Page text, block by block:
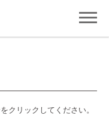
クリックしてください。